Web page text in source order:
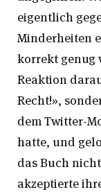
eigentlich
Minderheiten
korrekt genug
Reaktion
Recht!»,
dem Twitter-
hatte, und
das Buch
akzeptierte